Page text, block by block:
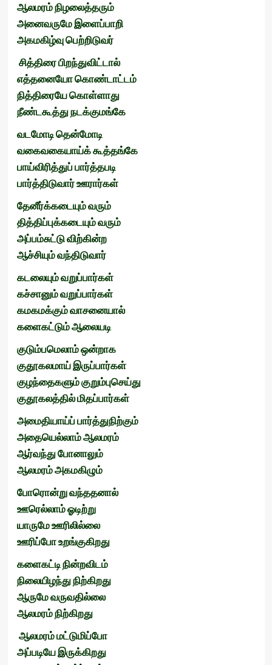
ஆலமரம்நிழலைத்தரும்
அனைவருமேஇளைப்பாறி
அகமகிழ்வுபெற்றிடுவர்
சித்திரைபிறந்துவிட்டால்
எத்தனையோகொண்டாட்டம்
நித்திரையேகொள்ளாது
நீண்டகூத்துநடக்குமங்கே
வடமோடிதென்மோடி
வகைவகையாய்க்கூத்தங்கே
பாய்விரித்துப்பார்த்தபடி
பார்த்திடுவார்ஊரார்கள்
தேனீர்க்கடையும்வரும்
தித்திப்புக்கடையும்வரும்
அப்பம்சுட்டுவிற்கின்ற
ஆச்சியும்வந்திடுவார்
கடலையும்வறுப்பார்கள்
கச்சானும்வறுப்பார்கள்
கமகமக்கும்வாசனையால்
களைகட்டும்ஆலையடி
குடும்பமெலாம்ஒன்றாக
குதூகலமாய்இருப்பார்கள்
குழந்தைகளும்குறும்புசெய்து
குதூகலத்தில்மிதப்பார்கள்
அமைதியாய்ப்பார்த்துநிற்கும்
அதையெல்லாம்ஆலமரம்
ஆர்வந்துபோனாலும்
ஆலமரம்அகமகிழும்
போரொன்றுவந்ததனால்
ஊரெல்லாம்ஓடிற்று
யாருமேஊரிலில்லை
ஊரிப்போஉறங்குகிறது
களைகட்டிநின்றவிடம்
நிலையிழந்துநிற்கிறது
ஆருமேவருவதில்லை
ஆலமரம்நிற்கிறது
ஆலமரம்மட்டுமிப்போ
அப்படியேஇருக்கிறது